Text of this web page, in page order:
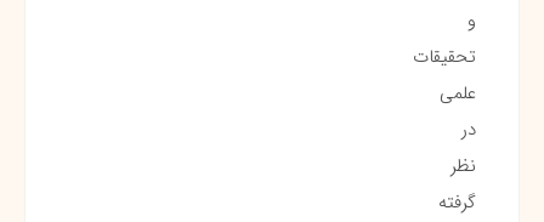
و
تحقیقات
علمی
در
نظر
گرفته